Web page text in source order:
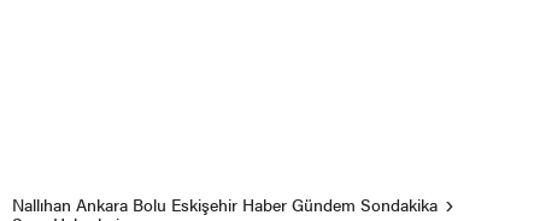
Nallıhan Ankara Bolu Eskişehir Haber Gündem Sondakika